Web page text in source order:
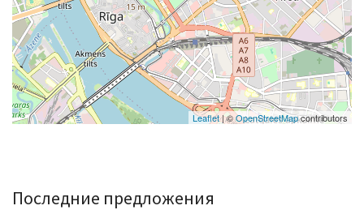
Leaflet| ©OpenStreetMapcontributors
Последние предложения